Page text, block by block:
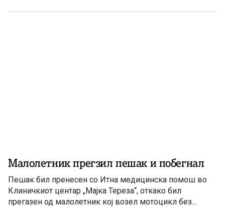
Малолетник прегзил пешак и побегнал
Пешак бил пренесен со Итна медицинска помош во
Клиничкиот центар „Мајка Тереза“, откако бил
прегазен од малолетник кој возел мотоцикл без